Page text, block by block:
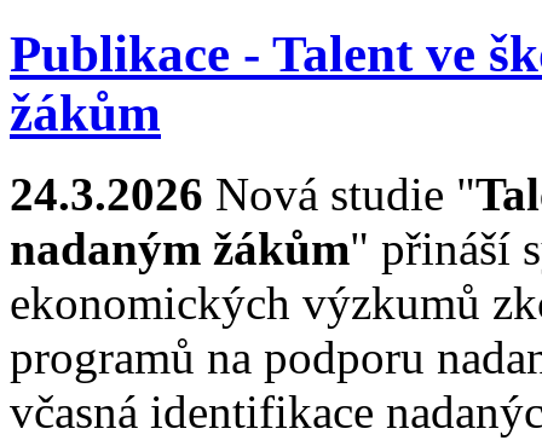
Publikace - Talent ve
žákům
24.3.2026 Nová studie "
nadaným žákům" přináší
ekonomických výzkumů
programů na podporu
včasná identifikace